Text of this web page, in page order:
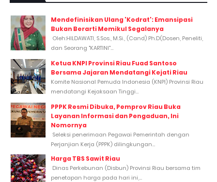
Mendefinisikan Ulang 'Kodrat': Emansipasi
Bukan Berarti Memikul Segalanya
Oleh:HILDAWATI, S.Sos., M.Si., (Cand) Ph.D(Dosen, Peneliti,
dan Seorang "KARTINI"...
Ketua KNPI Provinsi Riau Fuad Santoso
Bersama Jajaran Mendatangi Kejati Riau
Komite Nasional Pemuda Indonesia (KNPI) Provinsi Riau
mendatangi Kejaksaan Tinggi...
PPPK Resmi Dibuka, Pemprov Riau Buka
Layanan Informasi dan Pengaduan, Ini
Nomornya
Seleksi penerimaan Pegawai Pemerintah dengan
Perjanjian Kerja (PPPK) dilingkungan...
Harga TBS Sawit Riau
Dinas Perkebunan (Disbun) Provinsi Riau bersama tim
penetapan harga pada hari ini,...